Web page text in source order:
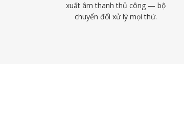
xuất âm thanh thủ công — bộ
chuyển đổi xử lý mọi thứ.